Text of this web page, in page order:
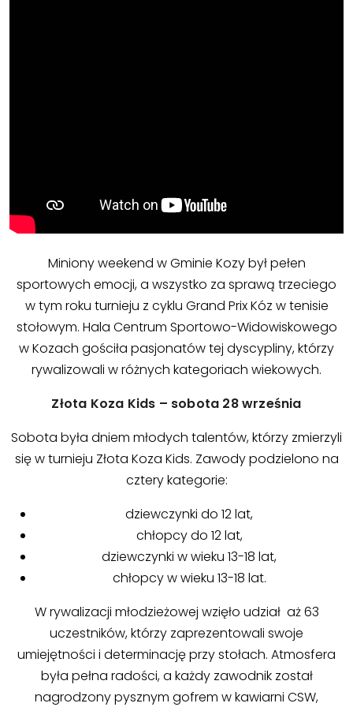
Miniony weekend w Gminie Kozy był pełen
sportowych emocji, a wszystko za sprawą trzeciego
w tym roku turnieju z cyklu Grand Prix Kóz w tenisie
stołowym. Hala Centrum Sportowo-Widowiskowego
w Kozach gościła pasjonatów tej dyscypliny, którzy
rywalizowali w różnych kategoriach wiekowych.
Złota Koza Kids – sobota 28 września
Sobota była dniem młodych talentów, którzy zmierzyli
się w turnieju Złota Koza Kids. Zawody podzielono na
cztery kategorie:
dziewczynki do 12 lat,
chłopcy do 12 lat,
dziewczynki w wieku 13-18 lat,
chłopcy w wieku 13-18 lat.
W rywalizacji młodzieżowej wzięło udział aż 63
uczestników, którzy zaprezentowali swoje
umiejętności i determinację przy stołach. Atmosfera
była pełna radości, a każdy zawodnik został
nagrodzony pysznym gofrem w kawiarni CSW,